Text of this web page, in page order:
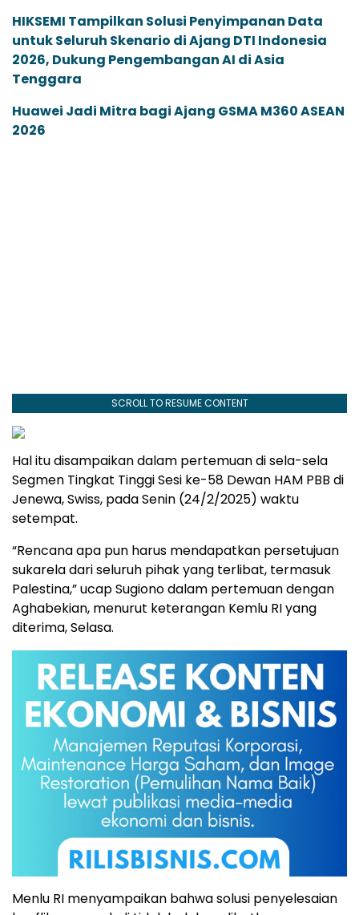
HIKSEMI Tampilkan Solusi Penyimpanan Data
untuk Seluruh Skenario di Ajang DTI Indonesia
2026, Dukung Pengembangan AI di Asia
Tenggara
Huawei Jadi Mitra bagi Ajang GSMA M360 ASEAN
2026
SCROLL TO RESUME CONTENT
Hal itu disampaikan dalam pertemuan di sela-sela
Segmen Tingkat Tinggi Sesi ke-58 Dewan HAM PBB di
Jenewa, Swiss, pada Senin (24/2/2025) waktu
setempat.
“Rencana apa pun harus mendapatkan persetujuan
sukarela dari seluruh pihak yang terlibat, termasuk
Palestina,” ucap Sugiono dalam pertemuan dengan
Aghabekian, menurut keterangan Kemlu RI yang
diterima, Selasa.
Menlu RI menyampaikan bahwa solusi penyelesaian